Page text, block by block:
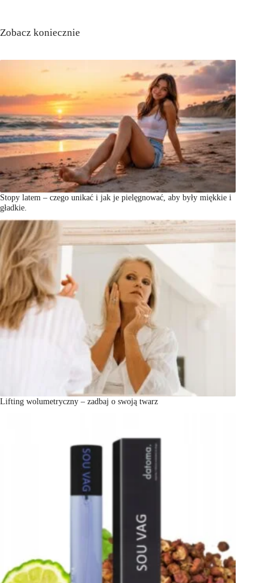
Zobacz koniecznie
Stopy latem – czego unikać i jak je pielęgnować, aby były miękkie i
gładkie.
Lifting wolumetryczny – zadbaj o swoją twarz